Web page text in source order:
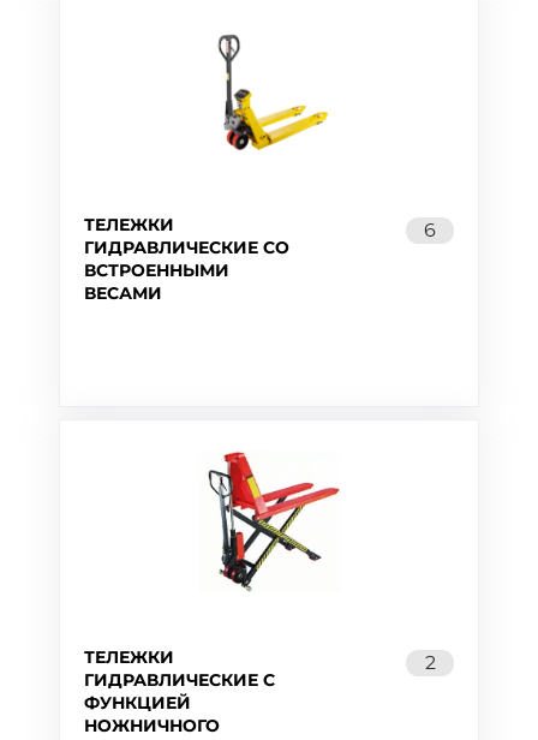
ТЕЛЕЖКИ
ГИДРАВЛИЧЕСКИЕ СО
ВСТРОЕННЫМИ
ВЕСАМИ
6
ТЕЛЕЖКИ
ГИДРАВЛИЧЕСКИЕ С
ФУНКЦИЕЙ
НОЖНИЧНОГО
2